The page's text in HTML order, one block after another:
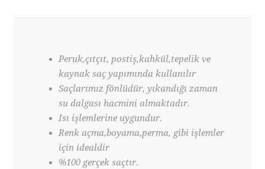
Peruk,çıtçıt, postiş,kahkül,tepelik ve
kaynak saç yapımında kullanılır
Saçlarımız fönlüdür, yıkandığı zaman
su dalgası hacmini almaktadır.
Isı işlemlerine uygundur.
Renk açma,boyama,perma, gibi işlemler
için idealdir
%100 gerçek saçtır.